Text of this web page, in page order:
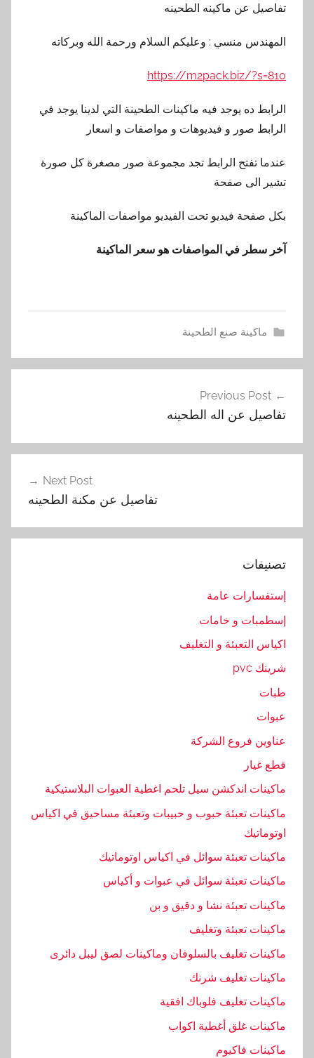
تفاصيل عن ماكينه الطحينه
المهندس منسي : وعليكم السلام ورحمة الله وبركاته
https://m2pack.biz/?s=810
الرابط ده يوجد فيه ماكينات الطحينة التي لدينا يوجد في
الرابط صور و فيديوهات و مواصفات و اسعار
عندما تفتح الرابط تجد مجموعة صور مصغرة كل صورة
تشير الى صفحة
بكل صفحة فيديو تحت الفيديو مواصفات الماكينة
آخر سطر في المواصفات هو سعر الماكينة
ماكينة صنع الطحينة
ا
ح
ي
ص
ي
ل
,
ع
م
ا
ن
ه
المقالات
Previous Post
تفاصيل عن اله الطحينه
Next Post
تفاصيل عن مكنة الطحينه
تصنيفات
إستفسارات عامة
إسطمبات و خامات
اكياس التعبئة و التغليف
شرينك pvc
طبات
عبوات
عناوين فروع الشركة
قطع غيار
ماكينات اندكشن سيل تلحم اغطية العبوات البلاستيكية
ماكينات تعبئة حبوب و حبيبات وتعبئة مساحيق في اكياس
اوتوماتيك
ماكينات تعبئة سوائل في اكياس اوتوماتيك
ماكينات تعبئة سوائل في عبوات و أكياس
ماكينات تعبئة نشا و دقيق و بن
ماكينات تعبئة وتغليف
ماكينات تغليف بالسلوفان وماكينات لصق ليبل دائرى
ماكينات تغليف شرنك
ماكينات تغليف فلوباك افقية
ماكينات غلق أغطية اكواب
ماكينات فاكيوم